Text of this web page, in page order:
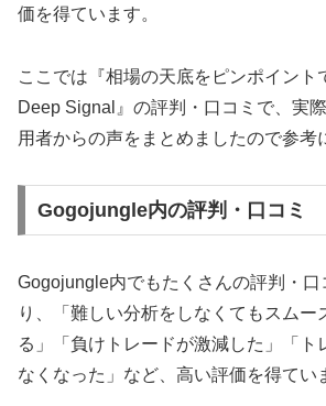
価を得ています。
ここでは『相場の天底をピンポイント
Deep Signal』の評判・口コミで、実
用者からの声をまとめましたので参考
Gogojungle内の評判・口コミ
Gogojungle内でもたくさんの評判・口
り、「難しい分析をしなくてもスムー
る」「負けトレードが激減した」「ト
なくなった」など、高い評価を得てい